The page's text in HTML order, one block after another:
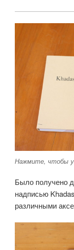
Нажмите, чтобы
Было получено
надписью
различными